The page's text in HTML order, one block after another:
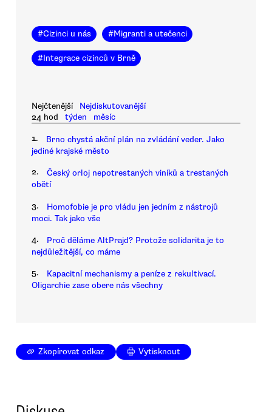
#Cizinci u nás #Migranti a utečenci
#Integrace cizinců v Brně
Nejčtenější
Nejdiskutovanější
24 hod
týden měsíc
1.
Brno chystá akční plán na zvládání veder. Jako
jediné krajské město
2.
Český orloj nepotrestaných viníků a trestaných
obětí
3.
Homofobie je pro vládu jen jedním z nástrojů
moci. Tak jako vše
4.
Proč děláme AltPrajd? Protože solidarita je to
nejdůležitější, co máme
5.
Kapacitní mechanismy a peníze z rekultivací.
Oligarchie zase obere nás všechny
Zkopírovat odkaz Vytisknout